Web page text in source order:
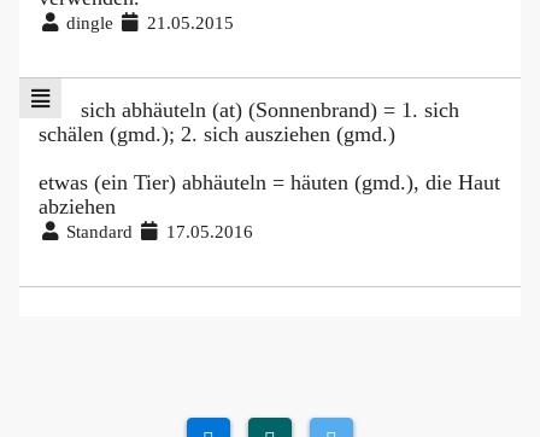
dingle 21.05.2015
sich abhäuteln (at) (Sonnenbrand) = 1. sich
schälen (gmd.); 2. sich ausziehen (gmd.)
etwas (ein Tier) abhäuteln = häuten (gmd.), die Haut
abziehen
Standard 17.05.2016